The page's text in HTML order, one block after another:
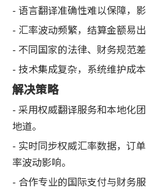
- 语言翻译准确性难以保障，影
- 汇率波动频繁，结算金额易出
- 不同国家的法律、财务规范
- 技术集成复杂，系统维护成本
解决策略
- 采用权威翻译服务和本地化
地道。
- 实时同步权威汇率数据，订
率波动影响。
- 合作专业的国际支付与财务